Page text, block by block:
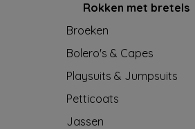
Rokken met bretels
Broeken
Bolero's & Capes
Playsuits & Jumpsuits
Petticoats
Jassen